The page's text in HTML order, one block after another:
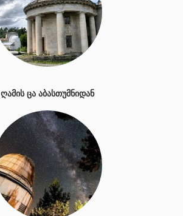
ᲦᲐᲛᲘᲡ ᲪᲐ ᲐᲑᲐᲡᲗᲣᲛᲜᲘᲓᲐᲜ